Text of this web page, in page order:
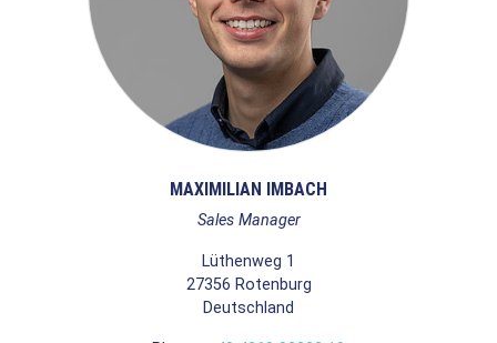
MAXIMILIAN IMBACH
Sales Manager
Lüthenweg 1
27356 Rotenburg
Deutschland